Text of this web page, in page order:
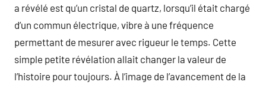
a révélé est qu’un cristal de quartz, lorsqu’il était chargé
d’un commun électrique, vibre à une fréquence
permettant de mesurer avec rigueur le temps. Cette
simple petite révélation allait changer la valeur de
l’histoire pour toujours. À l’image de l’avancement de la